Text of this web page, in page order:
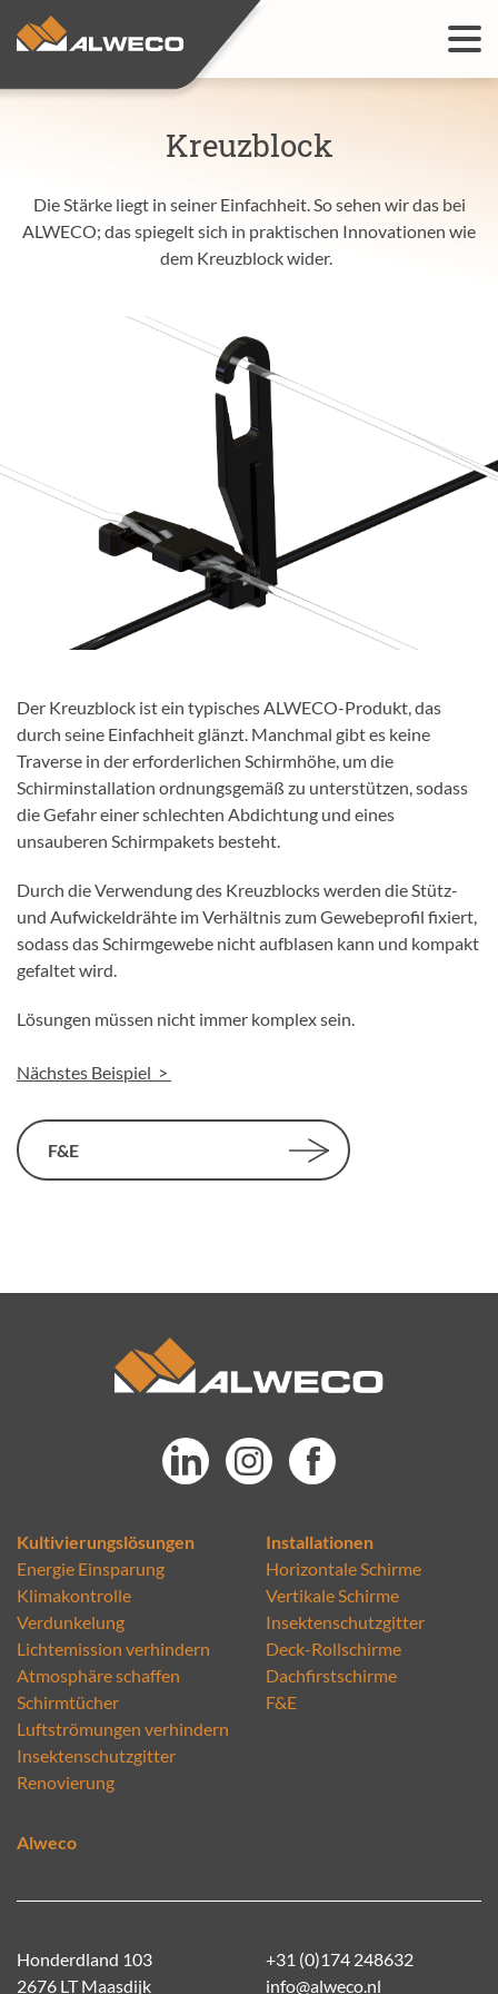
Kultivierungslösungen
Referenzen
Kreuzblock
Die Stärke liegt in seiner Einfachheit. So sehen wir das bei
ALWECO; das spiegelt sich in praktischen Innovationen wie
dem Kreuzblock wider.
Der Kreuzblock ist ein typisches ALWECO-Produkt, das
durch seine Einfachheit glänzt. Manchmal gibt es keine
Traverse in der erforderlichen Schirmhöhe, um die
Schirminstallation ordnungsgemäß zu unterstützen, sodass
die Gefahr einer schlechten Abdichtung und eines
unsauberen Schirmpakets besteht.
Durch die Verwendung des Kreuzblocks werden die Stütz-
und Aufwickeldrähte im Verhältnis zum Gewebeprofil fixiert,
sodass das Schirmgewebe nicht aufblasen kann und kompakt
gefaltet wird.
Lösungen müssen nicht immer komplex sein.
Nächstes Beispiel >
F&E
Kultivierungslösungen
Energie Einsparung
Klimakontrolle
Verdunkelung
Lichtemission verhindern
Atmosphäre schaffen
Schirmtücher
Luftströmungen verhindern
Insektenschutzgitter
Renovierung
Installationen
Horizontale Schirme
Vertikale Schirme
Insektenschutzgitter
Deck-Rollschirme
Dachfirstschirme
F&E
Alweco
Honderdland 103
2676 LT Maasdijk
+31 (0)174 248632
info@alweco.nl